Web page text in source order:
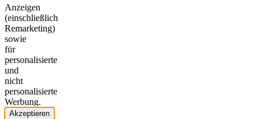
Anzeigen
(einschließlich
Remarketing)
sowie
für
personalisierte
und
nicht
personalisierte
Werbung.
Akzeptieren